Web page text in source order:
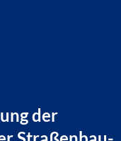
der